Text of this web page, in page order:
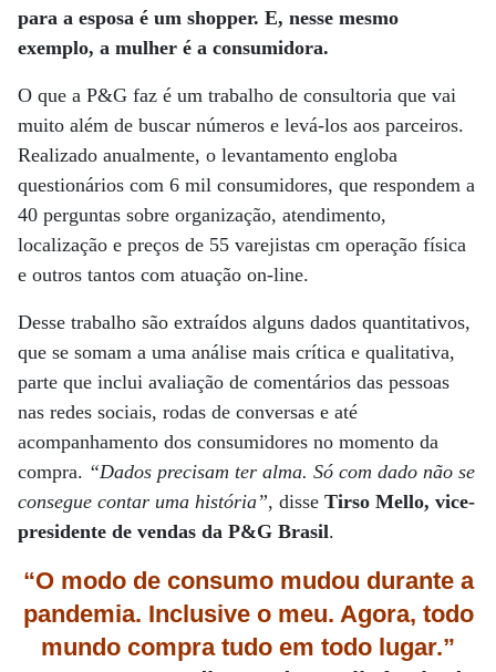
para a esposa é um shopper. E, nesse mesmo
exemplo, a mulher é a consumidora.
O que a P&G faz é um trabalho de consultoria que vai
muito além de buscar números e levá-los aos parceiros.
Realizado anualmente, o levantamento engloba
questionários com 6 mil consumidores, que respondem a
40 perguntas sobre organização, atendimento,
localização e preços de 55 varejistas cm operação física
e outros tantos com atuação on-line.
Desse trabalho são extraídos alguns dados quantitativos,
que se somam a uma análise mais crítica e qualitativa,
parte que inclui avaliação de comentários das pessoas
nas redes sociais, rodas de conversas e até
acompanhamento dos consumidores no momento da
compra. “Dados precisam ter alma. Só com dado não se
consegue contar uma história”, disse Tirso Mello, vice-
presidente de vendas da P&G Brasil.
“O modo de consumo mudou durante a
pandemia. Inclusive o meu. Agora, todo
mundo compra tudo em todo lugar.”